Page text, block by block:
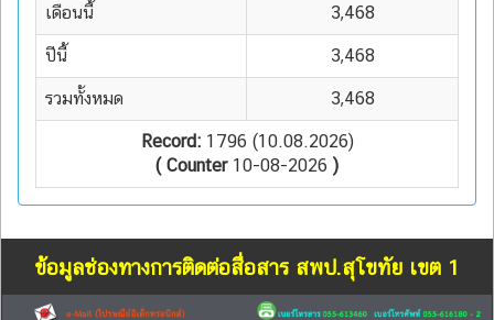
เดือนนี้ 3,468
ปีนี้ 3,468
รวมทั้งหมด 3,468
Record:1796 (10.08.2026)
( Counter10-08-2026 )
ข้อมูลช่องทางการติดต่อสื่อสาร สพป.สุโขทัย เขต 1